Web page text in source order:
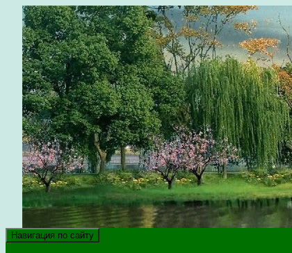
парк уюта
Здесь собраны крупицы собственного опыта на
Навигация по сайту